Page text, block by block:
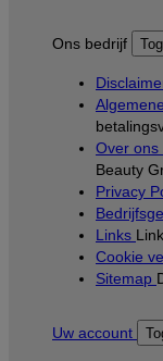
Ons bedrijf
Over ons
Beauty
Privacy
Links
Cookie
Sitemap
Uw account